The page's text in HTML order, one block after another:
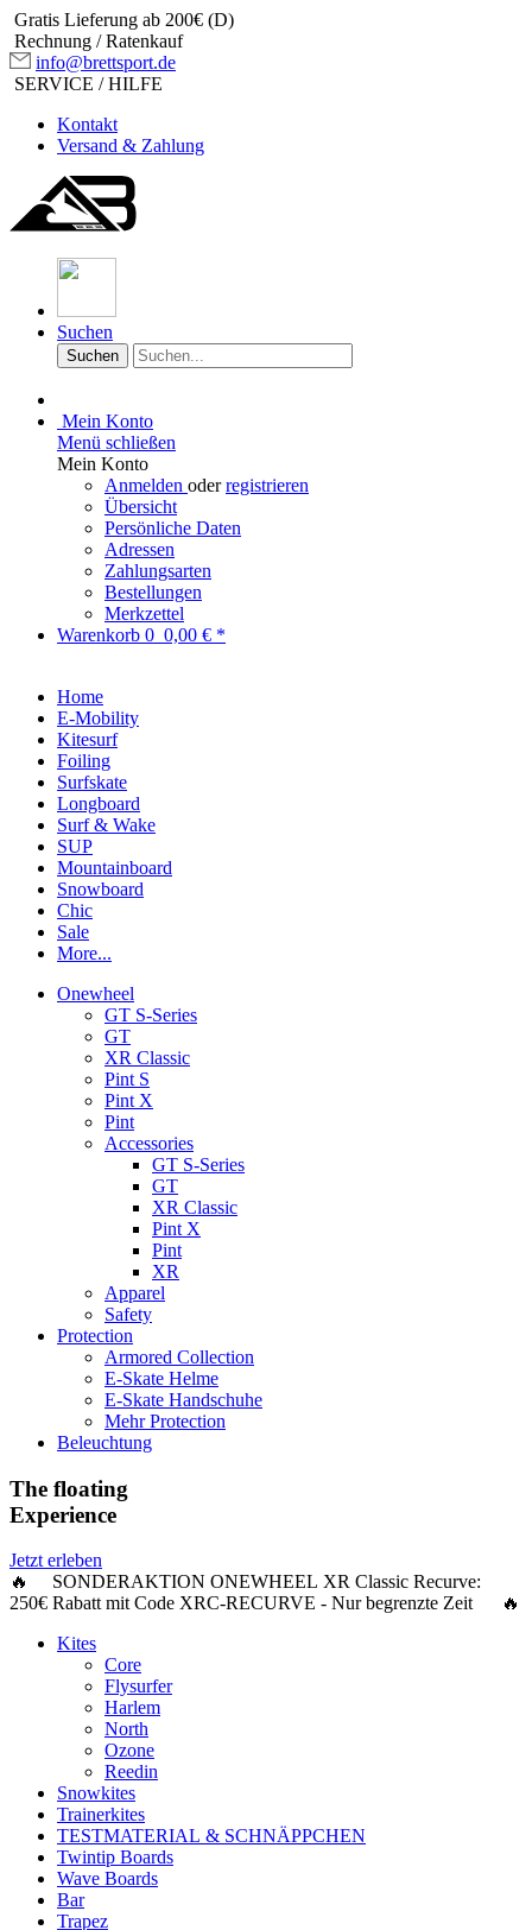
Gratis Lieferung ab 200€ (D)
Rechnung / Ratenkauf
info@brettsport.de
SERVICE / HILFE
Kontakt
Versand & Zahlung
Suchen
Suchen
Mein Konto
Menü schließen
Mein Konto
Anmelden oderregistrieren
Übersicht
Persönliche Daten
Adressen
Zahlungsarten
Bestellungen
Merkzettel
Warenkorb 0 0,00 € *
Home
E-Mobility
Kitesurf
Foiling
Surfskate
Longboard
Surf & Wake
SUP
Mountainboard
Snowboard
Chic
Sale
More...
Onewheel
GT S-Series
GT
XR Classic
Pint S
Pint X
Pint
Accessories
GT S-Series
GT
XR Classic
Pint X
Pint
XR
Apparel
Safety
Protection
Armored Collection
E-Skate Helme
E-Skate Handschuhe
Mehr Protection
Beleuchtung
The floating
Experience
Jetzt erleben
🔥 SONDERAKTION ONEWHEEL XR Classic Recurve:
250€ Rabattmit Code XRC-RECURVE - Nur begrenzte Zeit 🔥
Kites
Core
Flysurfer
Harlem
North
Ozone
Reedin
Snowkites
Trainerkites
TESTMATERIAL & SCHNÄPPCHEN
Twintip Boards
Wave Boards
Bar
Trapez